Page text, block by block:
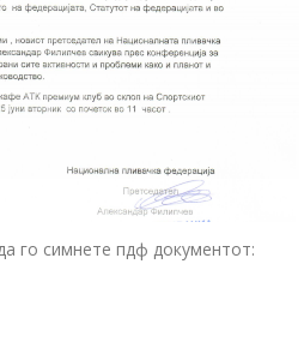
го симнете пдф документот: